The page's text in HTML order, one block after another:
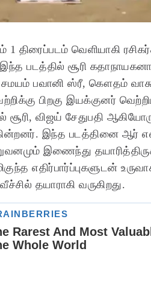
வெளியாகி
படத்தில் சூரி
சமயம் பவானி ஸ்ரீ, கௌதம்
பிறகு இயக்குனர்
சூரி, விஜய் சேதுபதி
இந்த படத்தினை ஆர்
இணைந்து
எதிர்பார்ப்புகளுடன்
தயாராகி வருகிறது.